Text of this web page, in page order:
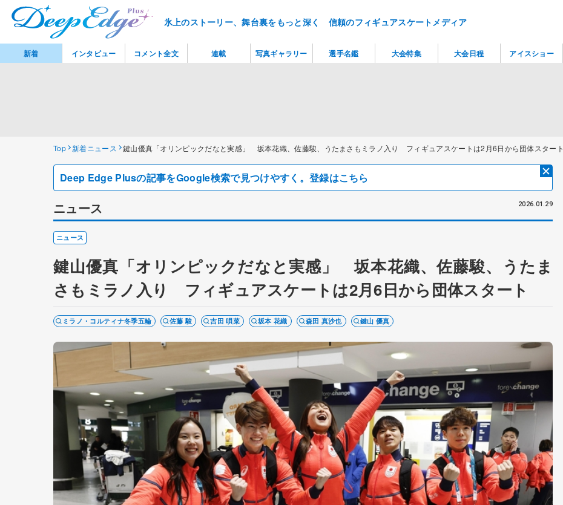
氷上のストーリー、舞台裏をもっと深く 信頼のフィギュアスケートメディア
Top 新着ニュース 鍵山優真「オリンピックだなと実感」 坂本花織、佐藤駿、うたまさもミラノ入り フィギュアスケートは2月6日から団体スタート
Deep Edge Plusの記事をGoogle検索で見つけやすく。登録はこちら
ニュース 2026.01.29
ニュース
鍵山優真「オリンピックだなと実感」 坂本花織、佐藤駿、うたま
さもミラノ入り フィギュアスケートは2月6日から団体スタート
ミラノ・コルティナ冬季五輪 佐藤 駿 吉田 唄菜 坂本 花織 森田 真沙也 鍵山 優真
新着 インタビュー コメント全文 連載 写真ギャラリー 選手名鑑 大会特集 大会日程 アイスショー